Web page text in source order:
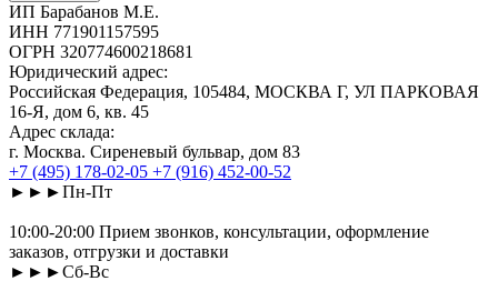
ИП Барабанов М.Е.
ИНН 771901157595
ОГРН 320774600218681
Юридический адрес:
Российская Федерация, 105484, МОСКВА Г, УЛ ПАРКОВАЯ
16-Я, дом 6, кв. 45
Адрес склада:
г. Москва. Сиреневый бульвар, дом 83
+7 (495) 178-02-05 +7 (916) 452-00-52
►►►Пн-Пт
10:00-20:00 Прием звонков, консультации, оформление
заказов, отгрузки и доставки
►►►Сб-Вс